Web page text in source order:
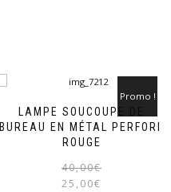
LAMPE SOUCOUPE DE
BUREAU EN MÉTAL PERFORÉ
ROUGE
Promo !
40,00€
25,00€